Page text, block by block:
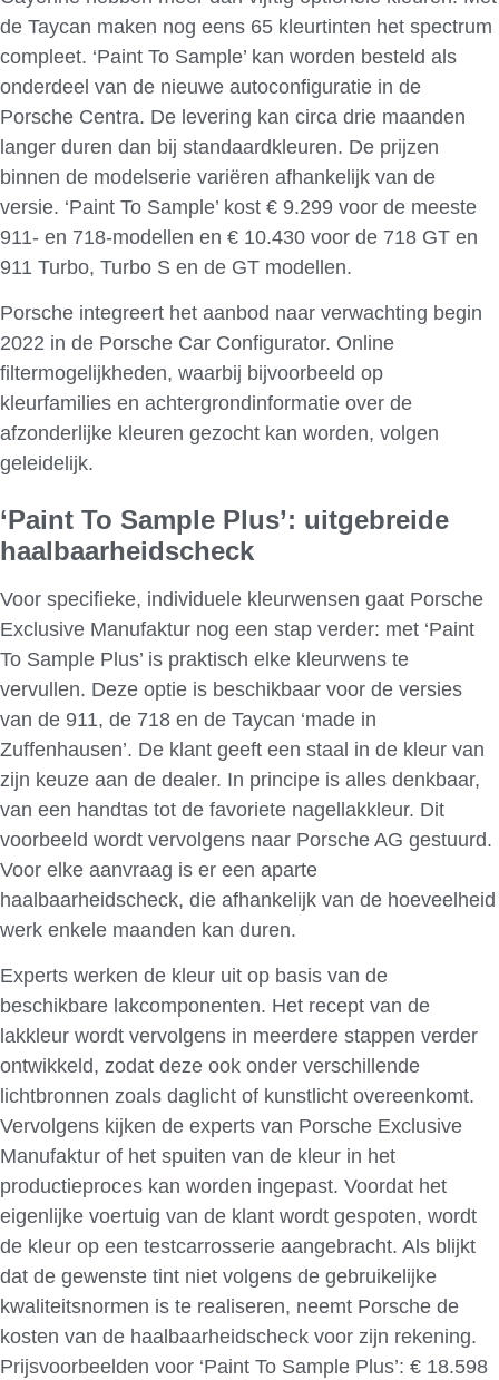
de Taycan maken nog eens 65 kleurtinten het spectrum
compleet. ‘Paint To Sample’ kan worden besteld als
onderdeel van de nieuwe autoconfiguratie in de
Porsche Centra. De levering kan circa drie maanden
langer duren dan bij standaardkleuren. De prijzen
binnen de modelserie variëren afhankelijk van de
versie. ‘Paint To Sample’ kost € 9.299 voor de meeste
911- en 718-modellen en € 10.430 voor de 718 GT en
911 Turbo, Turbo S en de GT modellen.
Porsche integreert het aanbod naar verwachting begin
2022 in de Porsche Car Configurator. Online
filtermogelijkheden, waarbij bijvoorbeeld op
kleurfamilies en achtergrondinformatie over de
afzonderlijke kleuren gezocht kan worden, volgen
geleidelijk.
‘Paint To Sample Plus’: uitgebreide
haalbaarheidscheck
Voor specifieke, individuele kleurwensen gaat Porsche
Exclusive Manufaktur nog een stap verder: met ‘Paint
To Sample Plus’ is praktisch elke kleurwens te
vervullen. Deze optie is beschikbaar voor de versies
van de 911, de 718 en de Taycan ‘made in
Zuffenhausen’. De klant geeft een staal in de kleur van
zijn keuze aan de dealer. In principe is alles denkbaar,
van een handtas tot de favoriete nagellakkleur. Dit
voorbeeld wordt vervolgens naar Porsche AG gestuurd.
Voor elke aanvraag is er een aparte
haalbaarheidscheck, die afhankelijk van de hoeveelheid
werk enkele maanden kan duren.
Experts werken de kleur uit op basis van de
beschikbare lakcomponenten. Het recept van de
lakkleur wordt vervolgens in meerdere stappen verder
ontwikkeld, zodat deze ook onder verschillende
lichtbronnen zoals daglicht of kunstlicht overeenkomt.
Vervolgens kijken de experts van Porsche Exclusive
Manufaktur of het spuiten van de kleur in het
productieproces kan worden ingepast. Voordat het
eigenlijke voertuig van de klant wordt gespoten, wordt
de kleur op een testcarrosserie aangebracht. Als blijkt
dat de gewenste tint niet volgens de gebruikelijke
kwaliteitsnormen is te realiseren, neemt ​​Porsche de
kosten van de haalbaarheidscheck voor zijn rekening.
Prijsvoorbeelden voor ‘Paint To Sample Plus’: € 18.598